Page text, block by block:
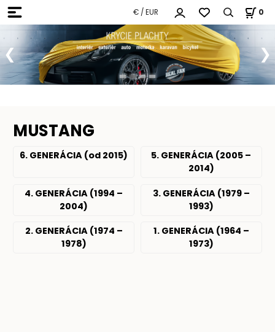
€ / EUR 0
MUSTANG
6. GENERÁCIA (od 2015)
5. GENERÁCIA (2005 –
2014)
4. GENERÁCIA (1994 –
2004)
3. GENERÁCIA (1979 –
1993)
2. GENERÁCIA (1974 –
1978)
1. GENERÁCIA (1964 –
1973)